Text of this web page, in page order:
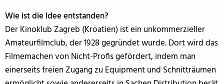
Wie ist die Idee entstanden?
Der Kinoklub Zagreb (Kroatien) ist ein unkommerzieller
Amateurfilmclub, der 1928 gegründet wurde. Dort wird das
Filmemachen von Nicht-Profis gefördert, indem man
einerseits freien Zugang zu Equipment und Schnitträumen